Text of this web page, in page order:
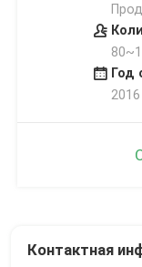
Год
2016
Контактная